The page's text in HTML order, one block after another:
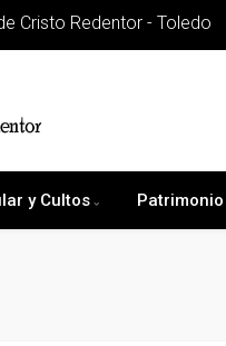
Cristo Redentor - Toledo
y Cultos Patrimonio